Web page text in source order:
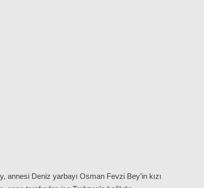
annesi Deniz yarbayı Osman Fevzi Bey’in kızı